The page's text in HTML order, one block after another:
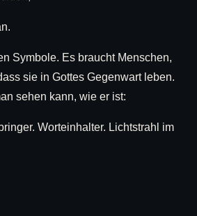
Symbole. Es braucht Menschen,
sie in Gottes Gegenwart leben.
sehen kann, wie er ist:
Worteinhalter. Lichtstrahl im